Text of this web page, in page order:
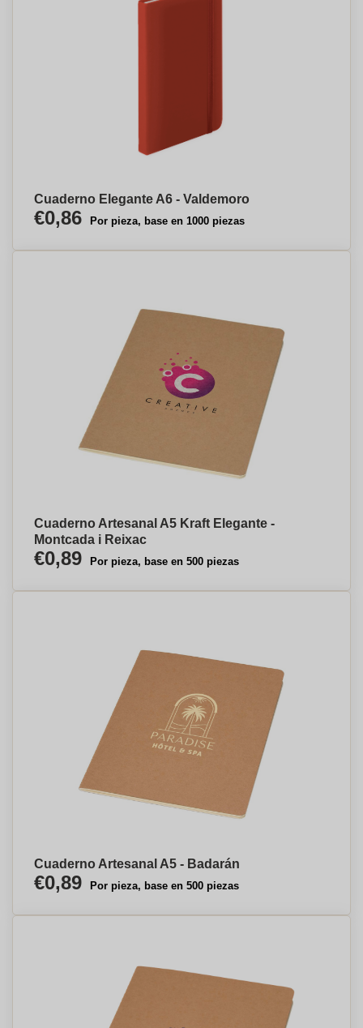
Cuaderno Elegante A6 - Valdemoro
€0,86 Por pieza, base en 1000 piezas
Cuaderno Artesanal A5 Kraft Elegante -
Montcada i Reixac
€0,89 Por pieza, base en 500 piezas
Cuaderno Artesanal A5 - Badarán
€0,89 Por pieza, base en 500 piezas